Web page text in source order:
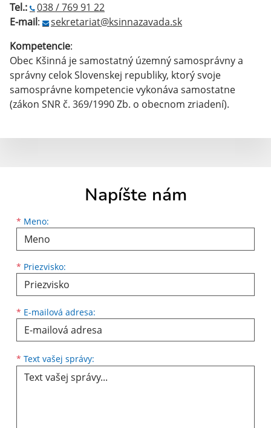
Tel.:
038 / 769 91 22
E-mail:
sekretariat@ksinnazavada.sk
Kompetencie:
Obec Kšinná je samostatný územný samosprávny a
správny celok Slovenskej republiky, ktorý svoje
samosprávne kompetencie vykonáva samostatne
(zákon SNR č. 369/1990 Zb. o obecnom zriadení).
Napíšte nám
* Meno:
Meno
* Priezvisko:
Priezvisko
* E-mailová adresa:
E-mailová adresa
* Text vašej správy: